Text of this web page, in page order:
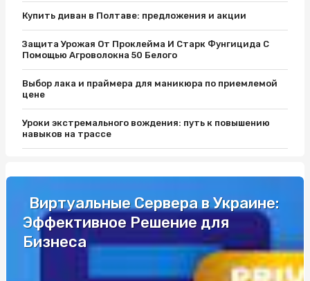
Купить диван в Полтаве: предложения и акции
Защита Урожая От Проклейма И Старк Фунгицида С
Помощью Агроволокна 50 Белого
Выбор лака и праймера для маникюра по приемлемой
цене
Уроки экстремального вождения: путь к повышению
навыков на трассе
Разборки Субару: Как Найти Нужные Запчасти
Промышленные светильники и автоматы Шнайдер по
Виртуальные Сервера в Украине:
Эффективное Решение для
Бизнеса